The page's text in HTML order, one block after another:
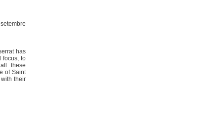
has
focus, to
these
of Saint
their